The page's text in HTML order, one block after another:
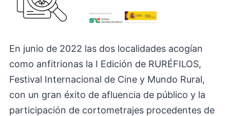
En junio de 2022 las dos localidades acogían
como anfitrionas la I Edición de RURÉFILOS,
Festival Internacional de Cine y Mundo Rural,
con un gran éxito de afluencia de público y la
participación de cortometrajes procedentes de